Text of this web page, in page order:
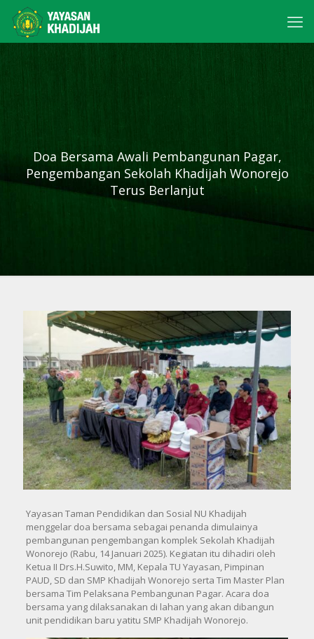
Doa Bersama Awali Pembangunan Pagar,
Pengembangan Sekolah Khadijah Wonorejo
Terus Berlanjut
Yayasan Taman Pendidikan dan Sosial NU Khadijah
menggelar doa bersama sebagai penanda dimulainya
pembangunan pengembangan komplek Sekolah Khadijah
Wonorejo (Rabu, 14 Januari 2025). Kegiatan itu dihadiri oleh
Ketua II Drs.H.Suwito, MM, Kepala TU Yayasan, Pimpinan
PAUD, SD dan SMP Khadijah Wonorejo serta Tim Master Plan
bersama Tim Pelaksana Pembangunan Pagar. Acara doa
bersama yang dilaksanakan di lahan yang akan dibangun
unit pendidikan baru yatitu SMP Khadijah Wonorejo.